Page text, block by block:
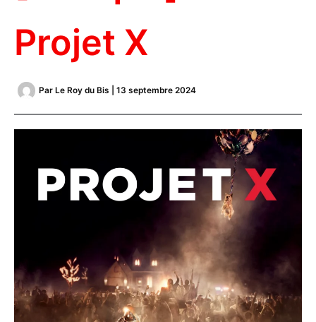
Projet X
Par Le Roy du Bis 13 septembre 2024